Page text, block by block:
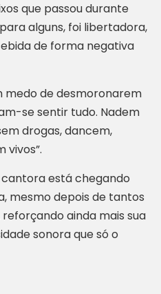
que passou durante
alguns, foi libertadora,
de forma negativa
medo de desmoronarem
se sentir tudo. Nadem
drogas, dancem,
vivos”.
cantora está chegando
mesmo depois de tantos
ainda mais sua
sonora que só o